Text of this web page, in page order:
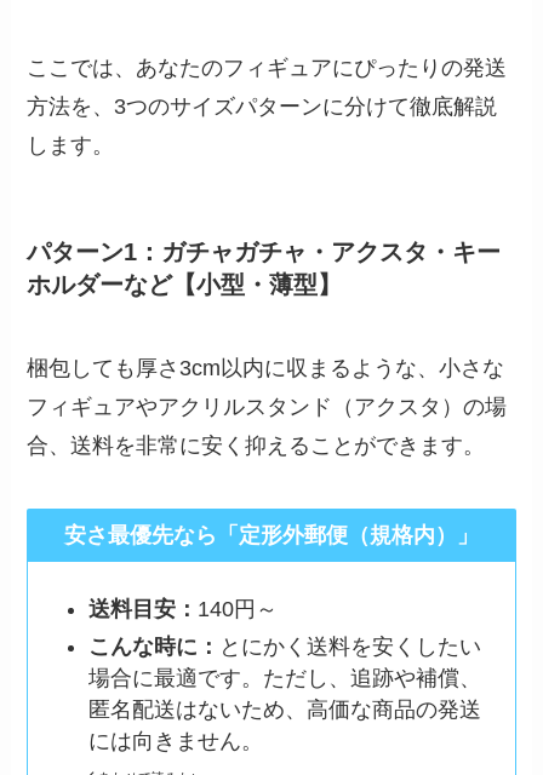
ここでは、あなたのフィギュアにぴったりの発送
方法を、3つのサイズパターンに分けて徹底解説
します。
パターン1：ガチャガチャ・アクスタ・キー
ホルダーなど【小型・薄型】
梱包しても厚さ3cm以内に収まるような、小さな
フィギュアやアクリルスタンド（アクスタ）の場
合、送料を非常に安く抑えることができます。
安さ最優先なら「定形外郵便（規格内）」
送料目安： 140円～
こんな時に： とにかく送料を安くしたい
場合に最適です。ただし、追跡や補償、
匿名配送はないため、高価な商品の発送
には向きません。